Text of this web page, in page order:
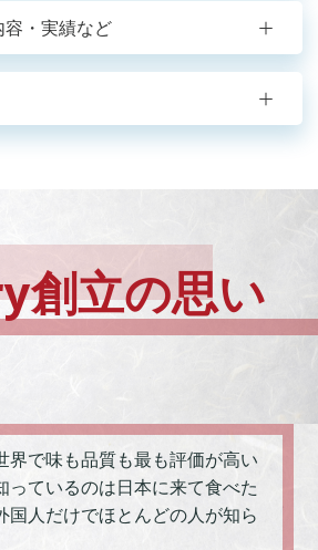
容・実績など
創立の思い
界で味も品質も最も評価が高い
っているのは日本に来て食べた
国人だけでほとんどの人が知ら